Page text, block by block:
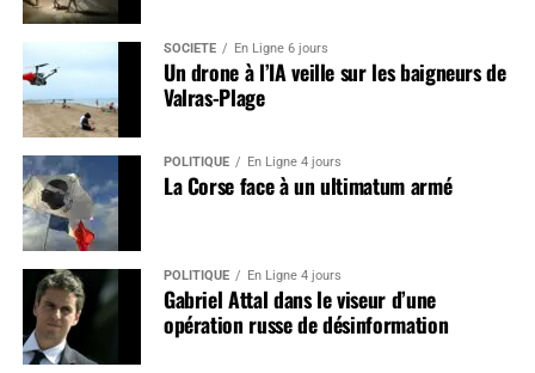
SOCIÉTÉ En Ligne 6 jours
Un drone à l’IA veille sur les baigneurs de
Valras-Plage
POLITIQUE En Ligne 4 jours
La Corse face à un ultimatum armé
POLITIQUE En Ligne 4 jours
Gabriel Attal dans le viseur d’une
opération russe de désinformation